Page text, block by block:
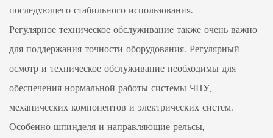
последующего стабильного использования.
Регулярное техническое обслуживание также очень важно
для поддержания точности оборудования. Регулярный
осмотр и техническое обслуживание необходимы для
обеспечения нормальной работы системы ЧПУ,
механических компонентов и электрических систем.
Особенно шпинделя и направляющие рельсы,